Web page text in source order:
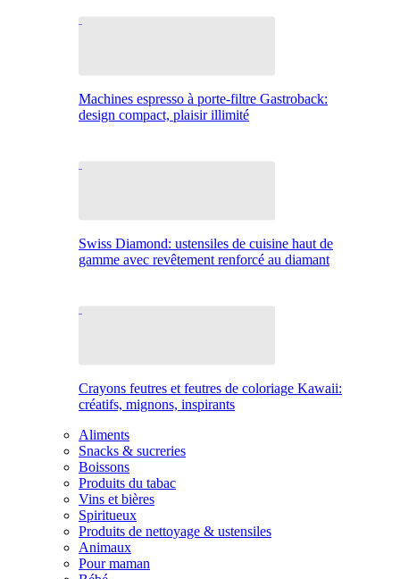
Machines espresso à porte-filtre Gastroback:
design compact, plaisir illimité
Swiss Diamond: ustensiles de cuisine haut de
gamme avec revêtement renforcé au diamant
Crayons feutres et feutres de coloriage Kawaii:
créatifs, mignons, inspirants
Aliments
Snacks & sucreries
Boissons
Produits du tabac
Vins et bières
Spiritueux
Produits de nettoyage & ustensiles
Animaux
Pour maman